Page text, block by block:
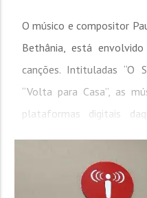
O músico e compositor
Bethânia, está
canções. Intituladas “O
“Volta para Casa”, as
plataformas digitais
Comunidade Bethânia